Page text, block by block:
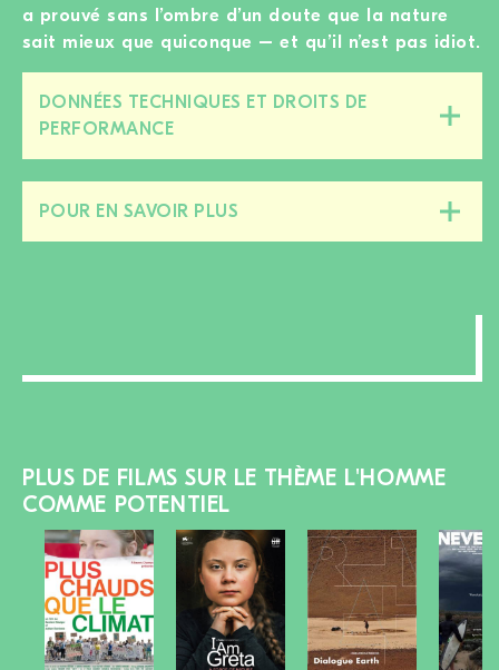
a prouvé sans l’ombre d’un doute que la nature
sait mieux que quiconque – et qu’il n’est pas idiot.
DONNÉES TECHNIQUES ET DROITS DE
PERFORMANCE
POUR EN SAVOIR PLUS
cette
PLUS DE FILMS SUR LE THÈME L'HOMME
COMME POTENTIEL